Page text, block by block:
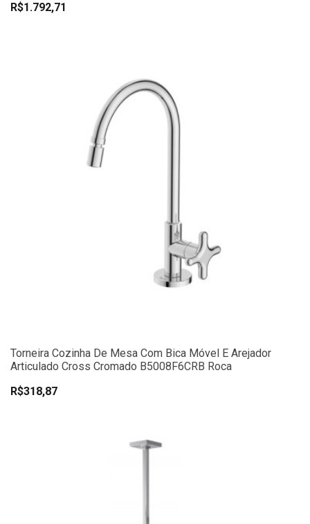
R$1.792,71
Torneira Cozinha De Mesa Com Bica Móvel E Arejador
Articulado Cross Cromado B5008F6CRB Roca
R$318,87